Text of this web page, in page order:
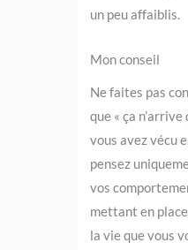
un peu affaiblis.
Mon conseil
Ne faites pas
que « ça
vous avez vécu
pensez
vos
mettant en
la vie que vous